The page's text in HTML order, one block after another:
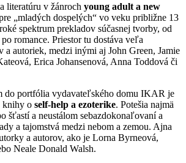
literatúru v žánroch young adult a new
„mladých dospelých“ vo veku približne 13
spektrum prekladov súčasnej tvorby, od
romance. Priestor tu dostáva veľa
a autoriek, medzi inými aj John Green, Jamie
Erica Johansenová, Anna Toddová či
do portfólia vydavateľského domu IKAR je
knihy o self-help a ezoterike. Potešia najmä
šťastí a neustálom sebazdokonaľovaní a
a tajomstvá medzi nebom a zemou. Ajna
a autorov, ako je Lorna Byrneová,
Neale Donald Walsh.